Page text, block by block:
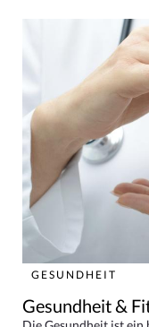
GESUNDHEIT
Gesundheit &